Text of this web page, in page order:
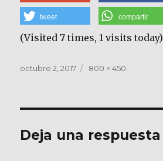
tweet compartir
(Visited 7 times, 1 visits today)
Publicado
octubre 2, 2017
Tamaño
800 × 450
Deja una respuesta